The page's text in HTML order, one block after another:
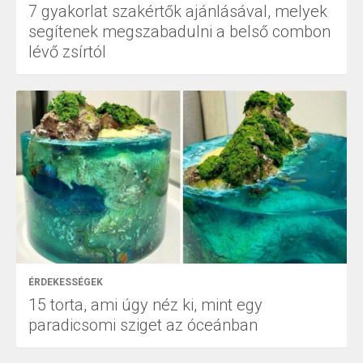
7 gyakorlat szakértők ajánlásával, melyek
segítenek megszabadulni a belső combon
lévő zsírtól
ÉRDEKESSÉGEK
15 torta, ami úgy néz ki, mint egy
paradicsomi sziget az óceánban